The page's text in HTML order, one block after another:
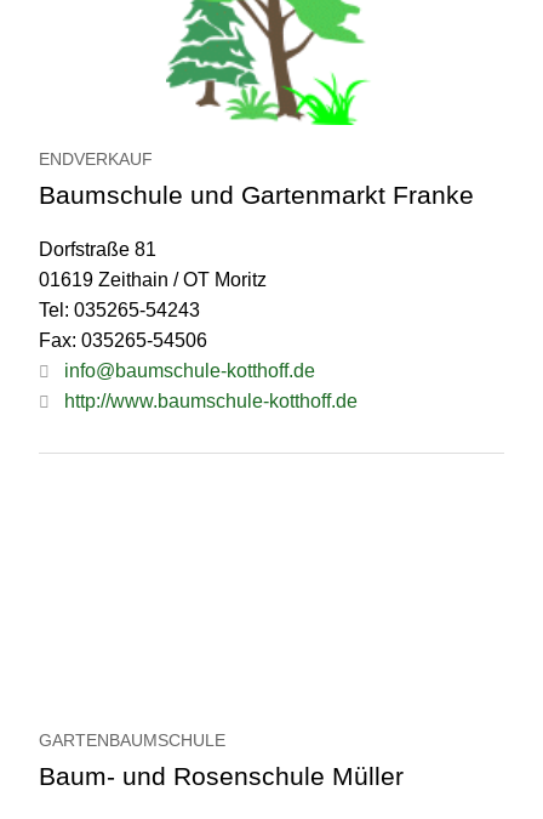
ENDVERKAUF
Baumschule und Gartenmarkt Franke
Dorfstraße 81
01619 Zeithain / OT Moritz
Tel: 035265-54243
Fax: 035265-54506
info@baumschule-kotthoff.de
http://www.baumschule-kotthoff.de
GARTENBAUMSCHULE
Baum- und Rosenschule Müller